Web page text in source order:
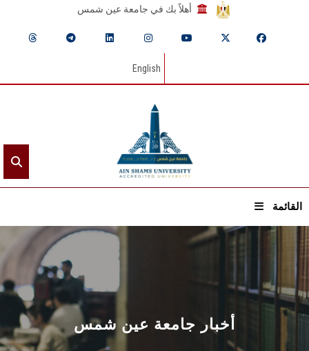
أهلاً بك في جامعة عين شمس
English
القائمة
الرئيسيـة
عن الجامعة
القطاعـات أخبار جامعة عين شمس